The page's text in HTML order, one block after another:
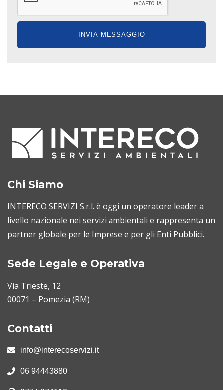
Chi Siamo
INTERECO SERVIZI S.r.l. è oggi un operatore leader a
livello nazionale nei servizi ambientali e rappresenta un
partner globale per le Imprese e per gli Enti Pubblici.
Sede Legale e Operativa
Via Trieste, 12
00071 – Pomezia (RM)
Contatti
info@interecoservizi.it
06 94443880